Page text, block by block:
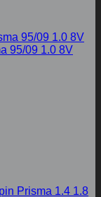
95/09 1.0 8V